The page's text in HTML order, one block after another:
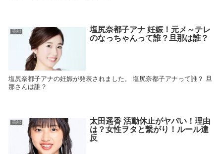
芸能
塩尻奈都子アナ 妊娠！元メ～テレ
のなっちゃんって誰？旦那は誰？
塩尻奈都子アナの妊娠が発表されました。 塩尻奈都子アナって誰？ 旦
那さんは誰？
芸能
太田遥香 活動休止がヤバい！理由
は？女性ヲタと繋がり！ルール違
反